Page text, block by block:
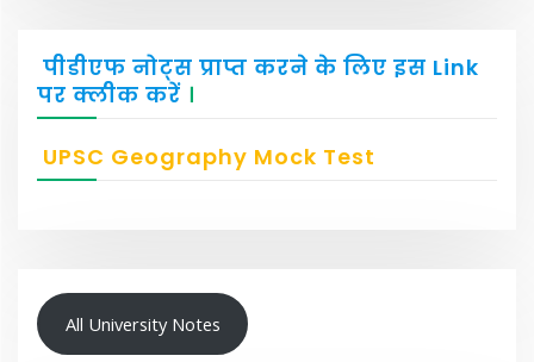
पीडीएफ नोट्स प्राप्त करने के लिए इस Link
पर क्लीक करें ।
UPSC Geography Mock Test
All University Notes